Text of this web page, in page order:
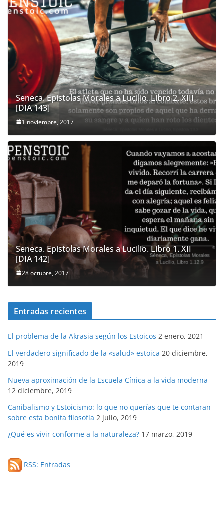
Seneca. Epistolas Morales a Lucilio. Libro 2. XIII
[DIA 143]
1 noviembre, 2017
Seneca. Epistolas Morales a Lucilio. Libro 1. XII
[DIA 142]
28 octubre, 2017
Entradas recientes
El problema de la Akrasia según los Estoicos 2 enero, 2021
El verdadero significado de la «salud» estoica 20 diciembre,
2019
Nueva aproximación de la Escuela Cínica a la vida moderna
12 diciembre, 2019
Canibalismo y Estoicismo: lo que no querías que te contaran
sobre esta bonita filosofía 2 julio, 2019
¿Qué es vivir conforme a la naturaleza? 17 marzo, 2019
RSS: Entradas